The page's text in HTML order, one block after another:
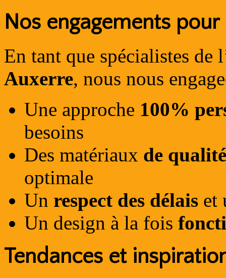
Nos engagements
En tant que spécialistes de
Auxerre, nous nous
Une approche 100%
besoins
Des matériaux de
optimale
Un respect des délais et
Un design à la fois
Tendances et